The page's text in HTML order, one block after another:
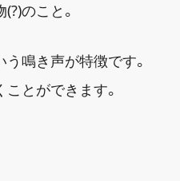
のこと。
う鳴き声が特徴です。
とができます。